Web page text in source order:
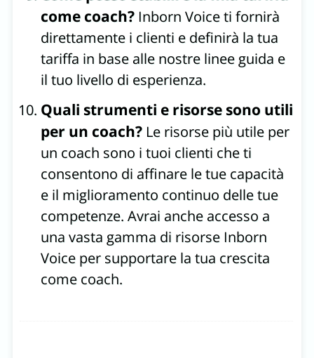
come coach? Inborn Voice ti fornirà
direttamente i clienti e definirà la tua
tariffa in base alle nostre linee guida e
il tuo livello di esperienza.
Quali strumenti e risorse sono utili
per un coach? Le risorse più utile per
un coach sono i tuoi clienti che ti
consentono di affinare le tue capacità
e il miglioramento continuo delle tue
competenze. Avrai anche accesso a
una vasta gamma di risorse Inborn
Voice per supportare la tua crescita
come coach.